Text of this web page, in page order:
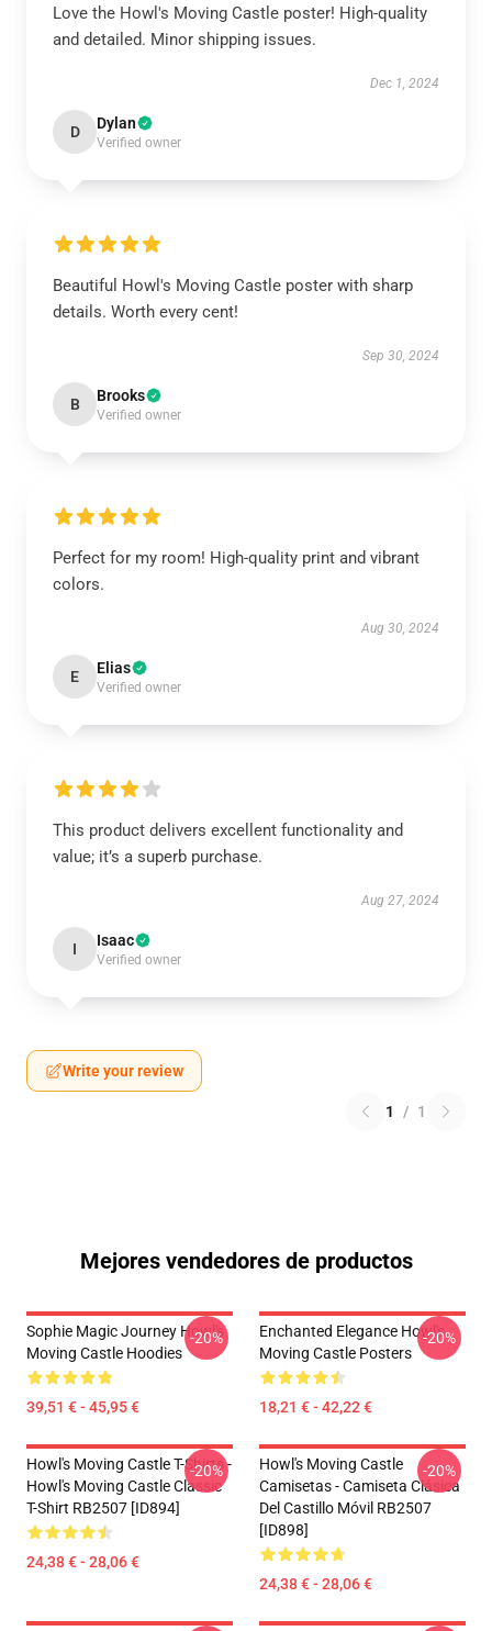
Love the Howl's Moving Castle poster! High-quality
and detailed. Minor shipping issues.
Dec 1, 2024
D Dylan
Verified owner
Beautiful Howl's Moving Castle poster with sharp
details. Worth every cent!
Sep 30, 2024
B Brooks
Verified owner
Perfect for my room! High-quality print and vibrant
colors.
Aug 30, 2024
E Elias
Verified owner
This product delivers excellent functionality and
value; it’s a superb purchase.
Aug 27, 2024
I Isaac
Verified owner
Write your review
1 / 1
Mejores vendedores de productos
Sophie Magic Journey Howl's
Moving Castle Hoodies
39,51 € - 45,95 €
-20%
Enchanted Elegance Howl's
Moving Castle Posters
18,21 € - 42,22 €
-20%
Howl's Moving Castle T-Shirts -
Howl's Moving Castle Classic
T-Shirt RB2507 [ID894]
24,38 € - 28,06 €
-20%
Howl's Moving Castle
Camisetas - Camiseta Clásica
Del Castillo Móvil RB2507
[ID898]
24,38 € - 28,06 €
-20%